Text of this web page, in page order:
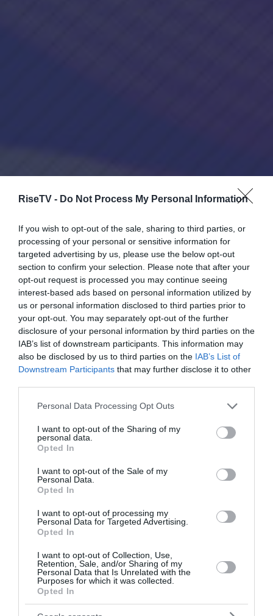
RiseTV - Do Not Process My Personal Information
If you wish to opt-out of the sale, sharing to third parties, or
processing of your personal or sensitive information for
targeted advertising by us, please use the below opt-out
section to confirm your selection. Please note that after your
opt-out request is processed you may continue seeing
interest-based ads based on personal information utilized by
us or personal information disclosed to third parties prior to
your opt-out. You may separately opt-out of the further
disclosure of your personal information by third parties on the
IAB’s list of downstream participants. This information may
also be disclosed by us to third parties on the IAB’s List of
Downstream Participants that may further disclose it to other
Please note that this website/app uses one or more Google
not limited to your visit or usage behaviour. You may click to
grant or deny consent to Google and its third-party tags to
use your data for below specified purposes in below Google
consent section.
Personal Data Processing Opt Outs
I want to opt-out of the Sharing of my
personal data.
Opted In
I want to opt-out of the Sale of my
Personal Data.
Opted In
I want to opt-out of processing my
Personal Data for Targeted Advertising.
Opted In
I want to opt-out of Collection, Use,
Retention, Sale, and/or Sharing of my
Personal Data that Is Unrelated with the
Purposes for which it was collected.
Opted In